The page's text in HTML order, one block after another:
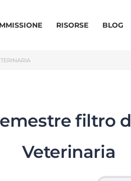
RISORSE BLOG
filtro
Veterinaria